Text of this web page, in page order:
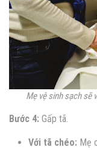
Mẹ vệ sinh sạch sẽ
Bước 4: Gấp tã.
Với tã chéo: Mẹ